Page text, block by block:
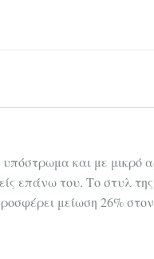
και με μικρό
επάνω του. Το στυλ
μείωση 26%